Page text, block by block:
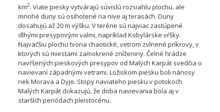
km2. Viate piesky vytvárajú súvislú rozsiahlu plochu, ale
mnohé duny sú osihotené na nive aj terasách. Duny
dosahujú až 20 m výšku. V teréne sú najviac zastúpené
dlhými presypovými valmi, napríklad Kobylárske vŕšky.
Najväčšiu plochu tvoria chaotické, vetrom zvlnené príkrovy, v
ktorých sú miestami zamokrené zníženiny. Čelné hrádze
navŕšených pieskových presypov od Malých Karpát svedčia o
navievaní západnými vetrami. Ložiskom piesku boli nánosy
riek Morava a Dyje. Stopy naviateho piesku v potokoch
Malých Karpát dokazujú, že doba navievania bola aj v
starších periódach pleistocénu.